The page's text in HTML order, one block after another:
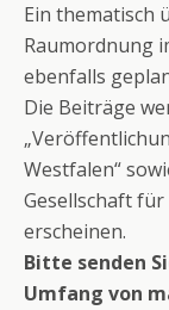
Ein thematisch
Raumordnung
ebenfalls
Die Beiträge
Westfalen“
Gesellschaft für
erscheinen.
Bitte senden
Umfang von